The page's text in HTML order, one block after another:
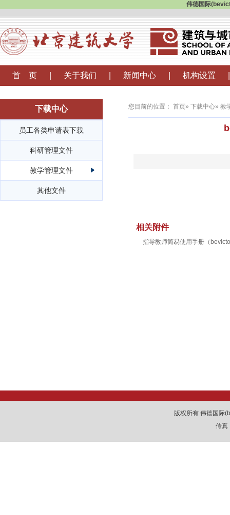
伟德国际
首 页 关于我们 新闻中心 机构设置
下载中心
员工各类申请表下载
科研管理文件
教学管理文件
其他文件
您目前的位置： 首页» 下载中心» 教
相关附件
指导教师简易使用手册（
版权所有 伟德国际
传真